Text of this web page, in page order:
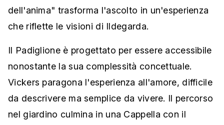
dell'anima" trasforma l'ascolto in un'esperienza
che riflette le visioni di Ildegarda.
Il Padiglione è progettato per essere accessibile
nonostante la sua complessità concettuale.
Vickers paragona l'esperienza all'amore, difficile
da descrivere ma semplice da vivere. Il percorso
nel giardino culmina in una Cappella con il